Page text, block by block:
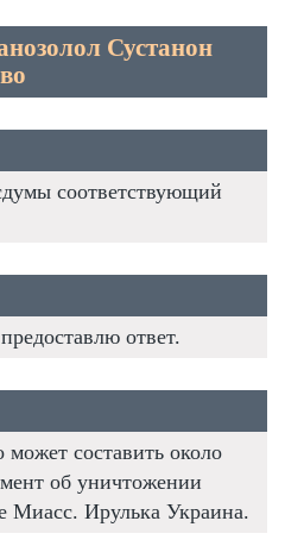
Сустанон
соответствующий
ответ.
может составить около
об уничтожении
Миасс. Ирулька Украина.